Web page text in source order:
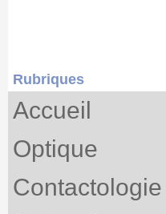
Rubriques
Accueil
Optique
Contactologie